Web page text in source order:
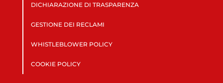
DICHIARAZIONE DI TRASPARENZA
GESTIONE DEI RECLAMI
WHISTLEBLOWER POLICY
COOKIE POLICY